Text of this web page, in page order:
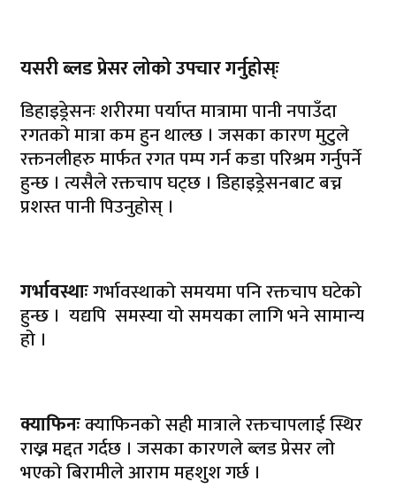
यसरी ब्लड प्रेसर लोको उपचार गर्नुहोस्ः
डिहाइड्रेसनः शरीरमा पर्याप्त मात्रामा पानी नपाउँदा
रगतको मात्रा कम हुन थाल्छ । जसका कारण मुटुले
रक्तनलीहरु मार्फत रगत पम्प गर्न कडा परिश्रम गर्नुपर्ने
हुन्छ । त्यसैले रक्तचाप घट्छ । डिहाइड्रेसनबाट बच्न
प्रशस्त पानी पिउनुहोस् ।
गर्भावस्थाःगर्भावस्थाको समयमा पनि रक्तचाप घटेको
हुन्छ । यद्यपि समस्या यो समयका लागि भने सामान्य
हो ।
क्याफिनःक्याफिनको सही मात्राले रक्तचापलाई स्थिर
राख्न मद्दत गर्दछ । जसका कारणले ब्लड प्रेसर लो
भएको बिरामीले आराम महशुश गर्छ ।